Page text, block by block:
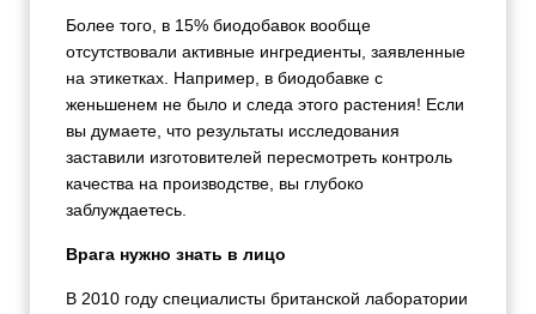
Более того, в 15% биодобавок вообще
отсутствовали активные ингредиенты, заявленные
на этикетках. Например, в биодобавке с
женьшенем не было и следа этого растения! Если
вы думаете, что результаты исследования
заставили изготовителей пересмотреть контроль
качества на производстве, вы глубоко
заблуждаетесь.
Врага нужно знать в лицо
В 2010 году специалисты британской лаборатории